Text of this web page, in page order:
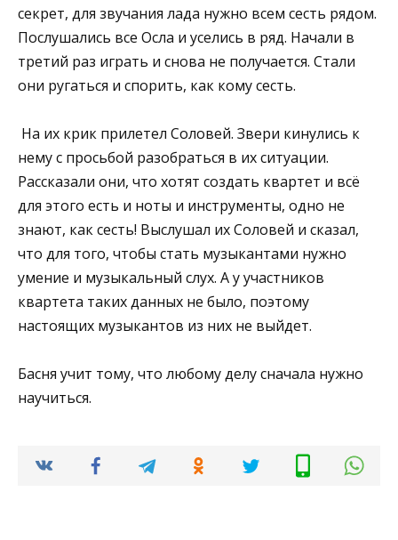
секрет, для звучания лада нужно всем сесть рядом.
Послушались все Осла и уселись в ряд. Начали в
третий раз играть и снова не получается. Стали
они ругаться и спорить, как кому сесть.
На их крик прилетел Соловей. Звери кинулись к
нему с просьбой разобраться в их ситуации.
Рассказали они, что хотят создать квартет и всё
для этого есть и ноты и инструменты, одно не
знают, как сесть! Выслушал их Соловей и сказал,
что для того, чтобы стать музыкантами нужно
умение и музыкальный слух. А у участников
квартета таких данных не было, поэтому
настоящих музыкантов из них не выйдет.
Басня учит тому, что любому делу сначала нужно
научиться.